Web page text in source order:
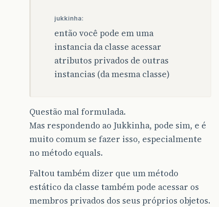
jukkinha:
então você pode em uma
instancia da classe acessar
atributos privados de outras
instancias (da mesma classe)
Questão mal formulada.
Mas respondendo ao Jukkinha, pode sim, e é
muito comum se fazer isso, especialmente
no método equals.
Faltou também dizer que um método
estático da classe também pode acessar os
membros privados dos seus próprios objetos.